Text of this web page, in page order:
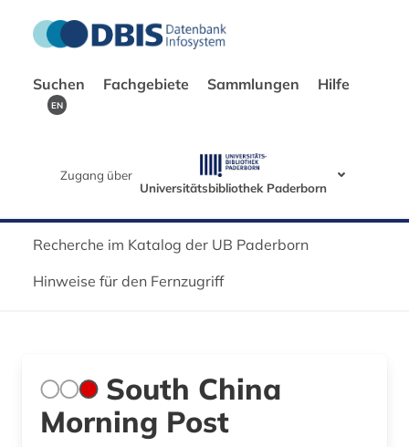
Suchen Fachgebiete Sammlungen Hilfe
EN
Zugang über
Universitätsbibliothek Paderborn
Recherche im Katalog der UB Paderborn
Hinweise für den Fernzugriff
South China
Morning Post